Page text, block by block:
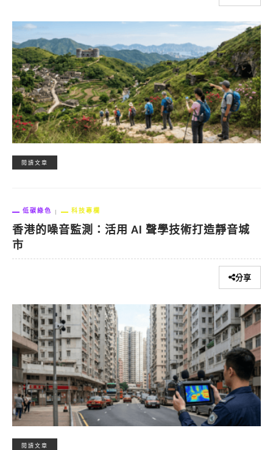
閱讀文章
低碳綠色 科技專欄
香港的噪音監測：活用 AI 聲學技術打造靜音城
市
分享
閱讀文章